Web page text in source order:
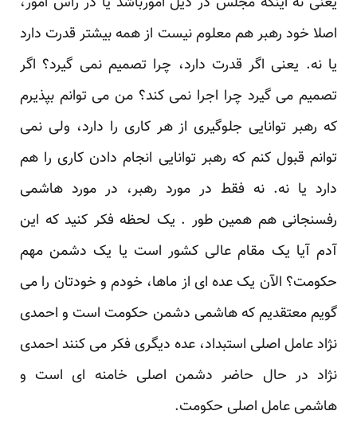
اصلا خود رهبر هم معلوم نیست از همه بیشتر قدرت دارد
یا نه. یعنی اگر قدرت دارد، چرا تصمیم نمی گیرد؟ اگر
تصمیم می گیرد چرا اجرا نمی کند؟ من می توانم بپذیرم
که رهبر توانایی جلوگیری از هر کاری را دارد، ولی نمی
توانم قبول کنم که رهبر توانایی انجام دادن کاری را هم
دارد یا نه. نه فقط در مورد رهبر، در مورد هاشمی
رفسنجانی هم همین طور . یک لحظه فکر کنید که این
آدم آیا یک مقام عالی کشور است یا یک دشمن مهم
حکومت؟ الآن یک عده ای از ماها، خودم و خودتان را می
گویم معتقدیم که هاشمی دشمن حکومت است و احمدی
نژاد عامل اصلی استبداد، عده دیگری فکر می کنند احمدی
نژاد در حال حاضر دشمن اصلی خامنه ای است و
هاشمی عامل اصلی حکومت.